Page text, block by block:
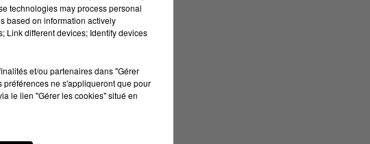
technologies may process personal
based on information actively
Link different devices; Identify devices
et/ou partenaires dans "Gérer
préférences ne s'appliqueront que pour
le lien "Gérer les cookies" situé en